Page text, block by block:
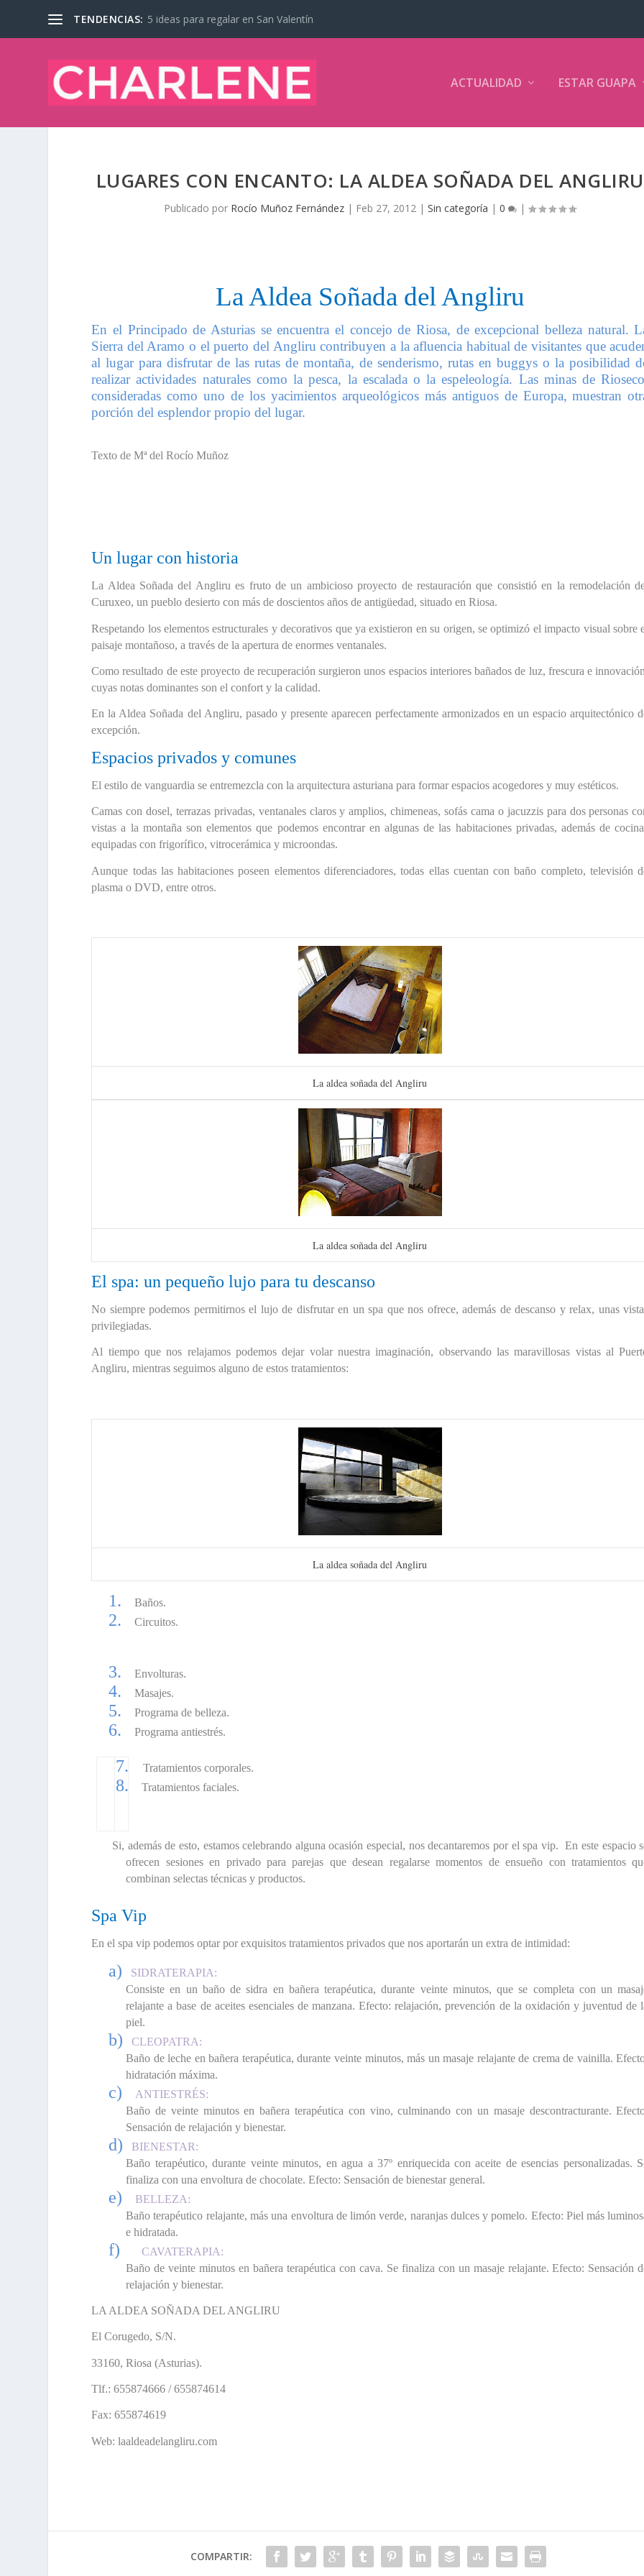
TENDENCIAS: 5 ideas para regalar en San Valentín
ACTUALIDAD ESTAR GUAPA
LUGARES CON ENCANTO: LA ALDEA SOÑADA DEL ANGLIRU
Publicado por Rocío Muñoz Fernández | Feb 27, 2012 |Sin categoría |0 |
La Aldea Soñada del Angliru
En el Principado de Asturias se encuentra el concejo de Riosa, de excepcional belleza natural.
Sierra del Aramo o el puerto del Angliru contribuyen a la afluencia habitual de visitantes que
al lugar para disfrutar de las rutas de montaña, de senderismo, rutas en buggys o la posibilidad
realizar actividades naturales como la pesca, la escalada o la espeleología. Las minas de
consideradas como uno de los yacimientos arqueológicos más antiguos de Europa, muestran
porción del esplendor propio del lugar.
Texto de Mª del Rocío Muñoz
Un lugar con historia
La Aldea Soñada del Angliru es fruto de un ambicioso proyecto de restauración que consistió en la remodelación
Curuxeo, un pueblo desierto con más de doscientos años de antigüedad, situado en Riosa.
Respetando los elementos estructurales y decorativos que ya existieron en su origen, se optimizó el impacto visual sobre
paisaje montañoso, a través de la apertura de enormes ventanales.
Como resultado de este proyecto de recuperación surgieron unos espacios interiores bañados de luz, frescura e
cuyas notas dominantes son el confort y la calidad.
En la Aldea Soñada del Angliru, pasado y presente aparecen perfectamente armonizados en un espacio arquitectónico
excepción.
Espacios privados y comunes
Elestilo de vanguardia se entremezcla con la arquitectura asturiana para formar espacios acogedores y muy estéticos.
Camas con dosel, terrazas privadas, ventanales claros y amplios, chimeneas, sofás cama o jacuzzis para dos personas
vistas a la montaña son elementos que podemos encontrar en algunas de las habitaciones privadas, además de
equipadas con frigorífico, vitrocerámica y microondas.
Aunque todas las habitaciones poseen elementos diferenciadores, todas ellas cuentan con baño completo, televisión
plasma o DVD, entre otros.
La aldea soñada del Angliru
La aldea soñada del Angliru
El spa: un pequeño lujo para tu descanso
No siempre podemos permitirnos el lujo de disfrutar en un spa que nos ofrece, además de descanso y relax, unas
privilegiadas.
Al tiempo que nos relajamos podemos dejar volar nuestra imaginación, observando las maravillosas vistas al
Angliru, mientras seguimos alguno de estostratamientos:
La aldea soñada del Angliru
1. Baños.
2. Circuitos.
3. Envolturas.
4. Masajes.
5. Programa de belleza.
6. Programa antiestrés.
7. Tratamientos corporales.
8. Tratamientos faciales.
Si, además de esto, estamos celebrando alguna ocasión especial, nos decantaremos por elspa vip. En este espacio
ofrecen sesiones en privado para parejas que desean regalarse momentos de ensueño con tratamientos
combinan selectas técnicas y productos.
Spa Vip
En el spa vip podemos optar por exquisitos tratamientos privados que nos aportarán un extra de intimidad:
a)
SIDRATERAPIA:
Consiste en un baño de sidra en bañera terapéutica, durante veinte minutos, que se completa con un
relajante a base de aceites esenciales de manzana. Efecto: relajación, prevención de la oxidación y juventud de
piel.
b)
CLEOPATRA:
Baño de leche en bañera terapéutica, durante veinte minutos, más un masaje relajante de crema de vainilla.
hidratación máxima.
c)
ANTIESTRÉS:
Baño de veinte minutos en bañera terapéutica con vino, culminando con un masaje descontracturante.
Sensación de relajación y bienestar.
d)
BIENESTAR:
Baño terapéutico, durante veinte minutos, en agua a 37º enriquecida con aceite de esencias personalizadas.
finaliza con una envoltura de chocolate. Efecto: Sensación de bienestar general.
e)
BELLEZA:
Baño terapéutico relajante, más una envoltura de limón verde, naranjas dulces y pomelo. Efecto: Piel más
e hidratada.
f)
CAVATERAPIA:
Baño de veinte minutos en bañera terapéutica con cava. Se finaliza con un masaje relajante. Efecto: Sensación
relajación y bienestar.
LA ALDEA SOÑADA DEL ANGLIRU
El Corugedo, S/N.
33160, Riosa (Asturias).
Tlf.: 655874666 / 655874614
Fax: 655874619
Web: laaldeadelangliru.com
COMPARTIR: